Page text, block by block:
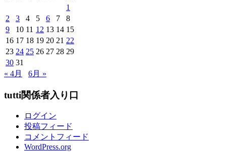
ご
紹
介
↓
～
1
2
3 4 5 6 7
8
9
10 11 12 13 14 15
16 17 18 19 20 21 22
23 24 25 26 27 28 29
30 31
« 4月
6月 »
tutti関係者入り口
ログイン
投稿フィード
コメントフィード
WordPress.org